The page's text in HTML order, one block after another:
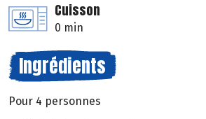
Cuisson
0 min
Ingrédients
Pour 4 personnes